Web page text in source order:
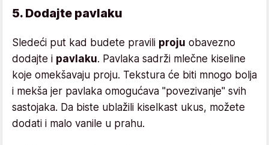
5. Dodajte pavlaku
Sledeći put kad budete pravili proju obavezno
dodajte i pavlaku. Pavlaka sadrži mlečne kiseline
koje omekšavaju proju. Tekstura će biti mnogo bolja
i mekša jer pavlaka omogućava "povezivanje" svih
sastojaka. Da biste ublažili kiselkast ukus, možete
dodati i malo vanile u prahu.